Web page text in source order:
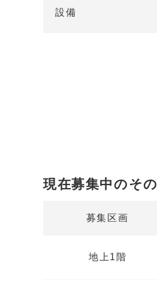
設備
現在募集中のそ
募集区画
地上1階